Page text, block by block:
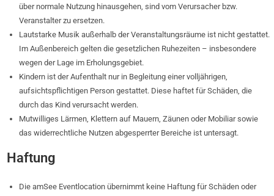
über normale Nutzung hinausgehen, sind vom Verursacher bzw.
Veranstalter zu ersetzen.
Lautstarke Musik außerhalb der Veranstaltungsräume ist nicht gestattet.
Im Außenbereich gelten die gesetzlichen Ruhezeiten – insbesondere
wegen der Lage im Erholungsgebiet.
Kindern ist der Aufenthalt nur in Begleitung einer volljährigen,
aufsichtspflichtigen Person gestattet. Diese haftet für Schäden, die
durch das Kind verursacht werden.
Mutwilliges Lärmen, Klettern auf Mauern, Zäunen oder Mobiliar sowie
das widerrechtliche Nutzen abgesperrter Bereiche ist untersagt.
Haftung
Die amSee Eventlocation übernimmt keine Haftung für Schäden oder